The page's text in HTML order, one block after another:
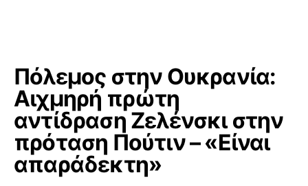
Πόλεμος στην Ουκρανία:
Αιχμηρή πρώτη
αντίδραση Ζελένσκι στην
πρόταση Πούτιν – «Είναι
απαράδεκτη»